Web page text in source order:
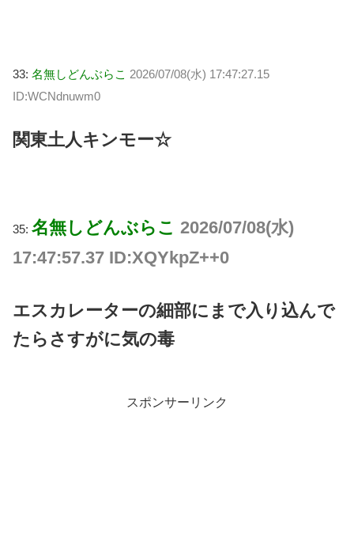
33: 名無しどんぶらこ 2026/07/08(水) 17:47:27.15
ID:WCNdnuwm0
関東土人キンモー☆
35: 名無しどんぶらこ 2026/07/08(水)
17:47:57.37 ID:XQYkpZ++0
エスカレーターの細部にまで入り込んで
たらさすがに気の毒
スポンサーリンク